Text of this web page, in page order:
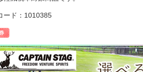
ード：1010385